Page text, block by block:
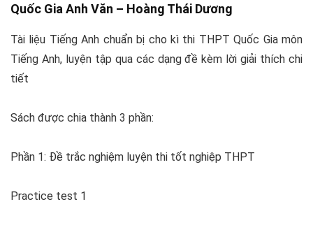
Quốc Gia Anh Văn – Hoàng Thái Dương
Tài liệu Tiếng Anh chuẩn bị cho kì thi THPT Quốc Gia môn
Tiếng Anh, luyện tập qua các dạng đề kèm lời giải thích chi
tiết
Sách được chia thành 3 phần:
Phần 1: Đề trắc nghiệm luyện thi tốt nghiệp THPT
Practice test 1